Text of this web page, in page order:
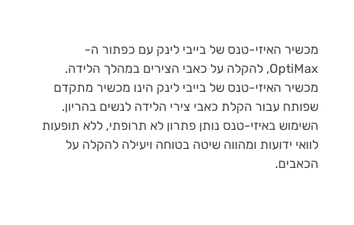
מכשיר האיזי-טנס של בייבי לינק עם כפתור ה-
OptiMax, להקלה על כאבי הצירים במהלך הלידה.
מכשיר האיזי-טנס של בייבי לינק הינו מכשיר מתקדם
שפותח עבור הקלת כאבי צירי הלידה לנשים בהריון.
השימוש באיזי-טנס נותן פתרון לא תרופתי, ללא תופעות
לוואי ידועות ומהווה שיטה בטוחה ויעילה להקלה על
הכאבים.